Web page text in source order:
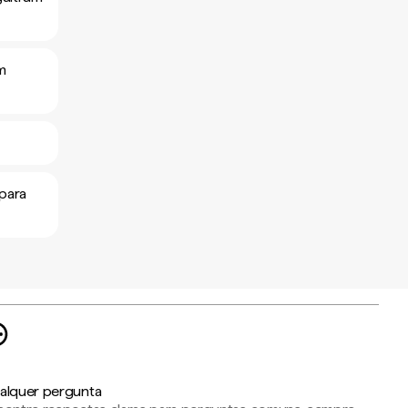
pergunta